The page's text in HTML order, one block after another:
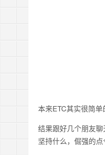
本来ETC其实很简单
结果跟好几个朋友
坚持什么，倔强的点